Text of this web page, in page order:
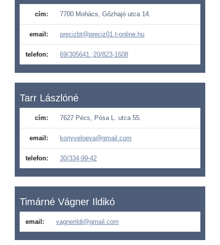
cím: 7700 Mohács, Gőzhajó utca 14.
email: precizbt@preciz01.t-online.hu
telefon: 69/305641 ;20/823-1608
Tarr Lászlóné
cím: 7627 Pécs, Pósa L. utca 55.
email: konyveloeva@gmail.com
telefon: 30/334-99-42
Timárné Vágner Ildikó
email: vagnerildi@gmail.com